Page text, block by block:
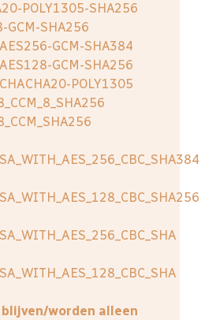
POLY1305-SHA256
GCM-SHA256
GCM-SHA384
GCM-SHA256
POLY1305
worden alleen